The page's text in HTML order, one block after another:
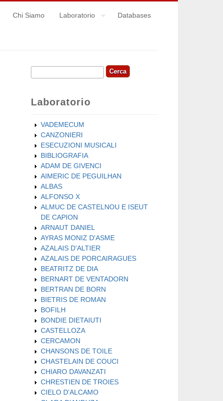
Chi Siamo Laboratorio Databases
Form di ricerca
Cerca
Laboratorio
VADEMECUM
CANZONIERI
ESECUZIONI MUSICALI
BIBLIOGRAFIA
ADAM DE GIVENCI
AIMERIC DE PEGUILHAN
ALBAS
ALFONSO X
ALMUC DE CASTELNOU E ISEUT
DE CAPION
ARNAUT DANIEL
AYRAS MONIZ D'ASME
AZALAIS D'ALTIER
AZALAIS DE PORCAIRAGUES
BEATRITZ DE DIA
BERNART DE VENTADORN
BERTRAN DE BORN
BIETRIS DE ROMAN
BOFILH
BONDIE DIETAIUTI
CASTELLOZA
CERCAMON
CHANSONS DE TOILE
CHASTELAIN DE COUCI
CHIARO DAVANZATI
CHRESTIEN DE TROIES
CIELO D'ALCAMO